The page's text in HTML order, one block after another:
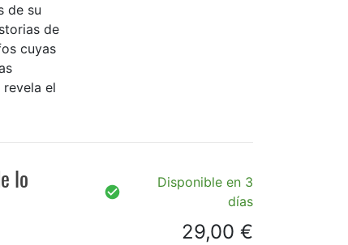
de su
de
cuyas
el
lo
Disponible en 3
días
29,00 €